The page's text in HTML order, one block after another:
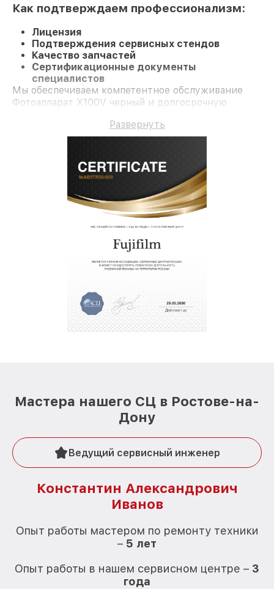
Как подтверждаем профессионализм:
Лицензия
Подтверждения сервисных стендов
Качество запчастей
Сертификационные документы
специалистов
Мы обеспечиваем компетентное обслуживание
Фотоаппарат X100V черный и долгосрочную
Развернуть
Мастера нашего СЦ в Ростове-на-
Дону
Ведущий сервисный инженер
Константин Александрович
Иванов
Опыт работы мастером по ремонту техники
– 5 лет
Опыт работы в нашем сервисном центре – 3
года